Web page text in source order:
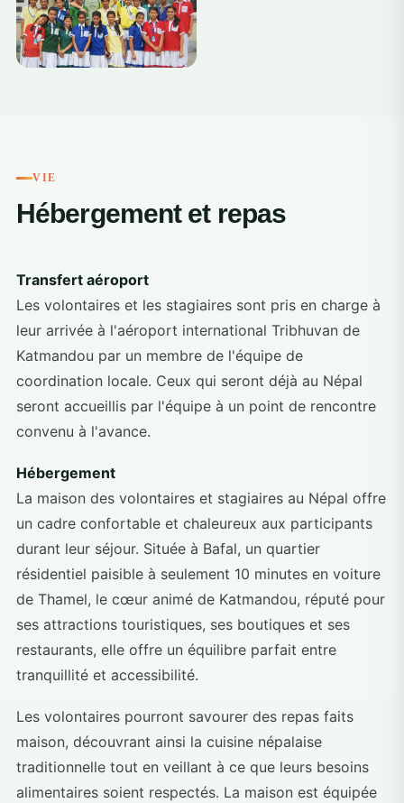
VIE
Hébergement et repas
Transfert aéroport
Les volontaires et les stagiaires sont pris en charge à
leur arrivée à l'aéroport international Tribhuvan de
Katmandou par un membre de l'équipe de
coordination locale. Ceux qui seront déjà au Népal
seront accueillis par l'équipe à un point de rencontre
convenu à l'avance.
Hébergement
La maison des volontaires et stagiaires au Népal offre
un cadre confortable et chaleureux aux participants
durant leur séjour. Située à Bafal, un quartier
résidentiel paisible à seulement 10 minutes en voiture
de Thamel, le cœur animé de Katmandou, réputé pour
ses attractions touristiques, ses boutiques et ses
restaurants, elle offre un équilibre parfait entre
tranquillité et accessibilité.
Les volontaires pourront savourer des repas faits
maison, découvrant ainsi la cuisine népalaise
traditionnelle tout en veillant à ce que leurs besoins
alimentaires soient respectés. La maison est équipée